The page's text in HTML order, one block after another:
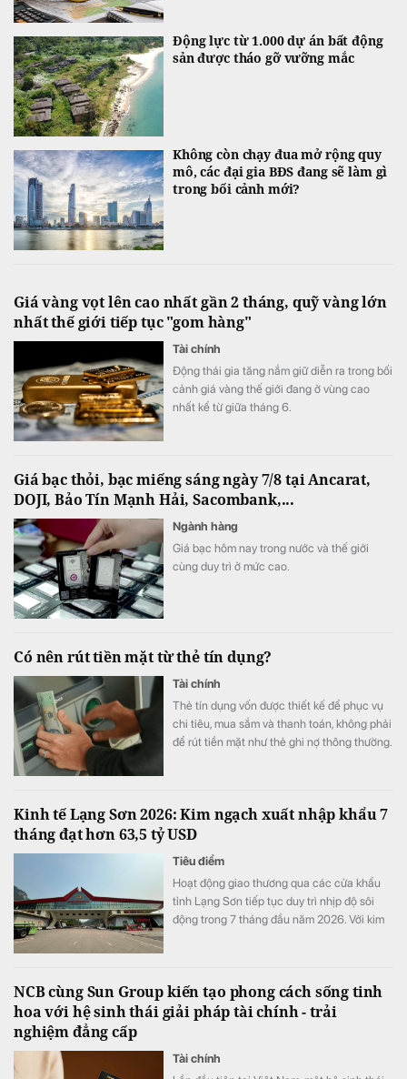
Động lực từ 1.000 dự án bất động
sản được tháo gỡ vưỡng mắc
Không còn chạy đua mở rộng quy
mô, các đại gia BĐS đang sẽ làm gì
trong bối cảnh mới?
Giá vàng vọt lên cao nhất gần 2 tháng, quỹ vàng lớn
nhất thế giới tiếp tục "gom hàng"
Tài chính
Động thái gia tăng nắm giữ diễn ra trong bối
cảnh giá vàng thế giới đang ở vùng cao
nhất kể từ giữa tháng 6.
Giá bạc thỏi, bạc miếng sáng ngày 7/8 tại Ancarat,
DOJI, Bảo Tín Mạnh Hải, Sacombank,...
Ngành hàng
Giá bạc hôm nay trong nước và thế giới
cùng duy trì ở mức cao.
Có nên rút tiền mặt từ thẻ tín dụng?
Tài chính
Thẻ tín dụng vốn được thiết kế để phục vụ
chi tiêu, mua sắm và thanh toán, không phải
để rút tiền mặt như thẻ ghi nợ thông thường.
dụng dịch vụ này của thẻ tín dụng, người
dùng cần lưu ý một số điều.
Kinh tế Lạng Sơn 2026: Kim ngạch xuất nhập khẩu 7
tháng đạt hơn 63,5 tỷ USD
Tiêu điểm
Hoạt động giao thương qua các cửa khẩu
tỉnh Lạng Sơn tiếp tục duy trì nhịp độ sôi
động trong 7 tháng đầu năm 2026. Với kim
NCB cùng Sun Group kiến tạo phong cách sống tinh
hoa với hệ sinh thái giải pháp tài chính - trải
nghiệm đẳng cấp
Tài chính